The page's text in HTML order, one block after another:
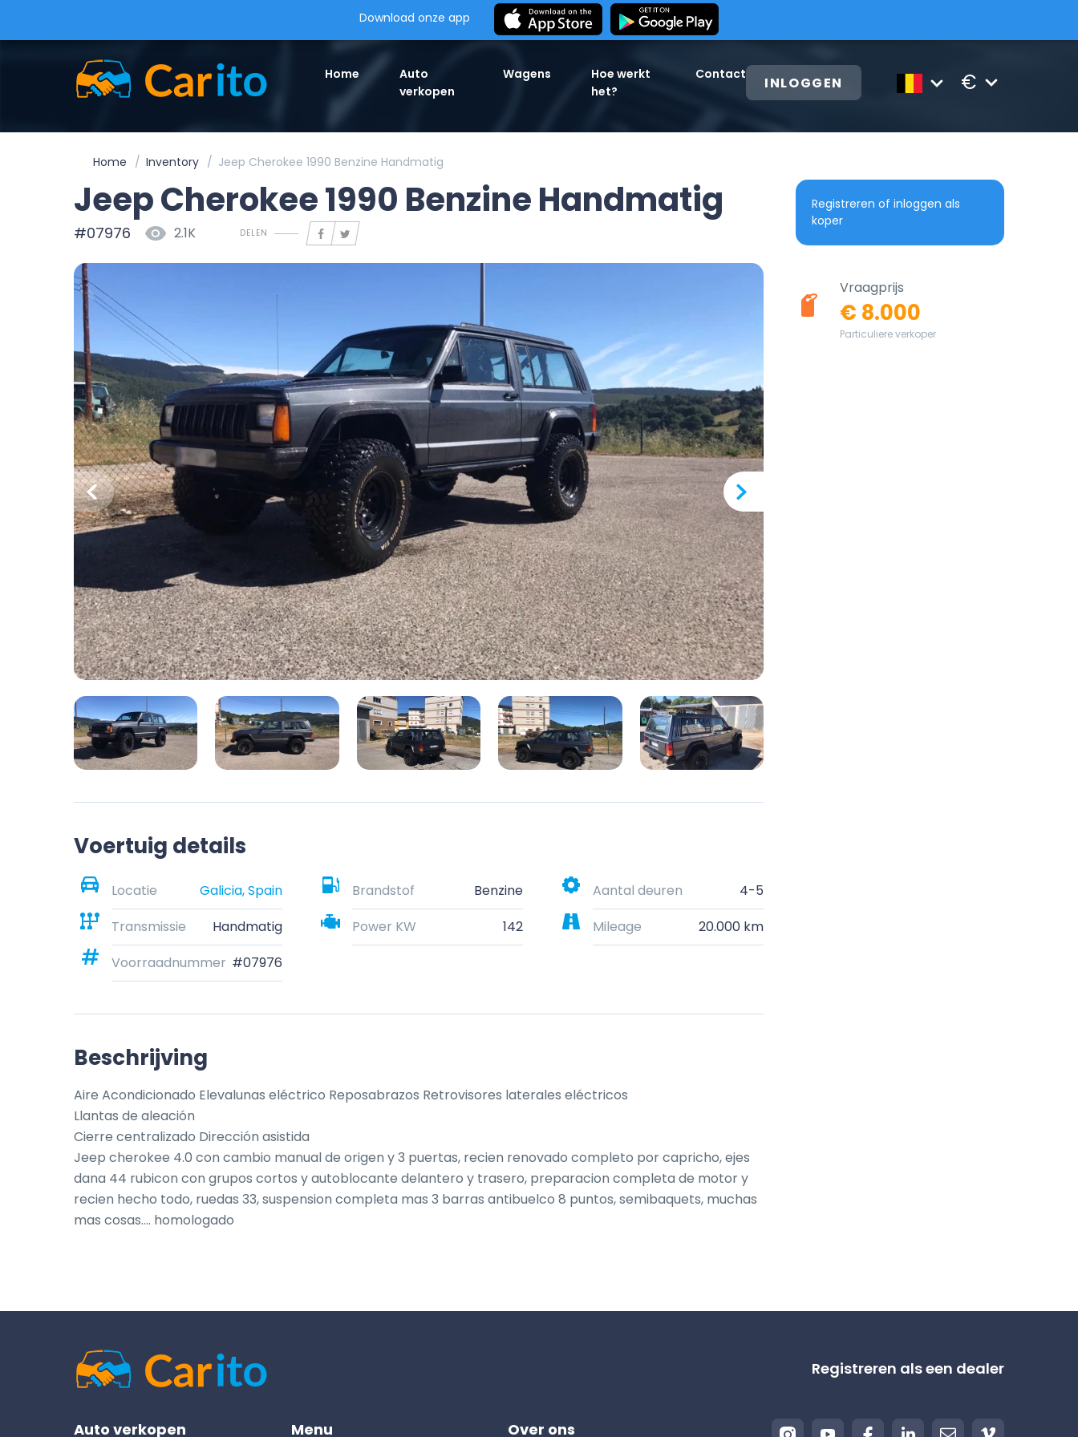
Download onze app
Home
Auto
verkopen
Wagens
Hoe werkt
het?
Contact INLOGGEN €
Home Inventory Jeep Cherokee 1990 Benzine Handmatig
Jeep Cherokee 1990 Benzine Handmatig
#07976 2.1K DELEN
Voertuig details
Locatie Galicia, Spain Brandstof Benzine Aantal deuren
4-5
Transmissie
Handmatig Power KW 142 Mileage
20.000 km
Voorraadnummer #07976
Beschrijving
Aire Acondicionado Elevalunas eléctrico Reposabrazos Retrovisores laterales eléctricos
Llantas de aleación
Cierre centralizado Dirección asistida
Jeep cherokee 4.0 con cambio manual de origen y 3 puertas, recien renovado completo por capricho, ejes
dana 44 rubicon con grupos cortos y autoblocante delantero y trasero, preparacion completa de motor y
recien hecho todo, ruedas 33, suspension completa mas 3 barras antibuelco 8 puntos, semibaquets, muchas
mas cosas.... homologado
Registreren of inloggen als
koper
Vraagprijs
€ 8.000
Particuliere verkoper
Registreren als een dealer
Auto verkopen Menu Over ons